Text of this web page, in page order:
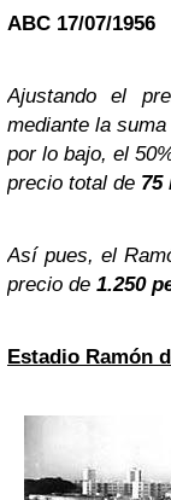
ABC 17/07/1956
Ajustando el
mediante la
por lo bajo, el
precio total de 75
Así pues, el
precio de 1.250
Estadio Ramón